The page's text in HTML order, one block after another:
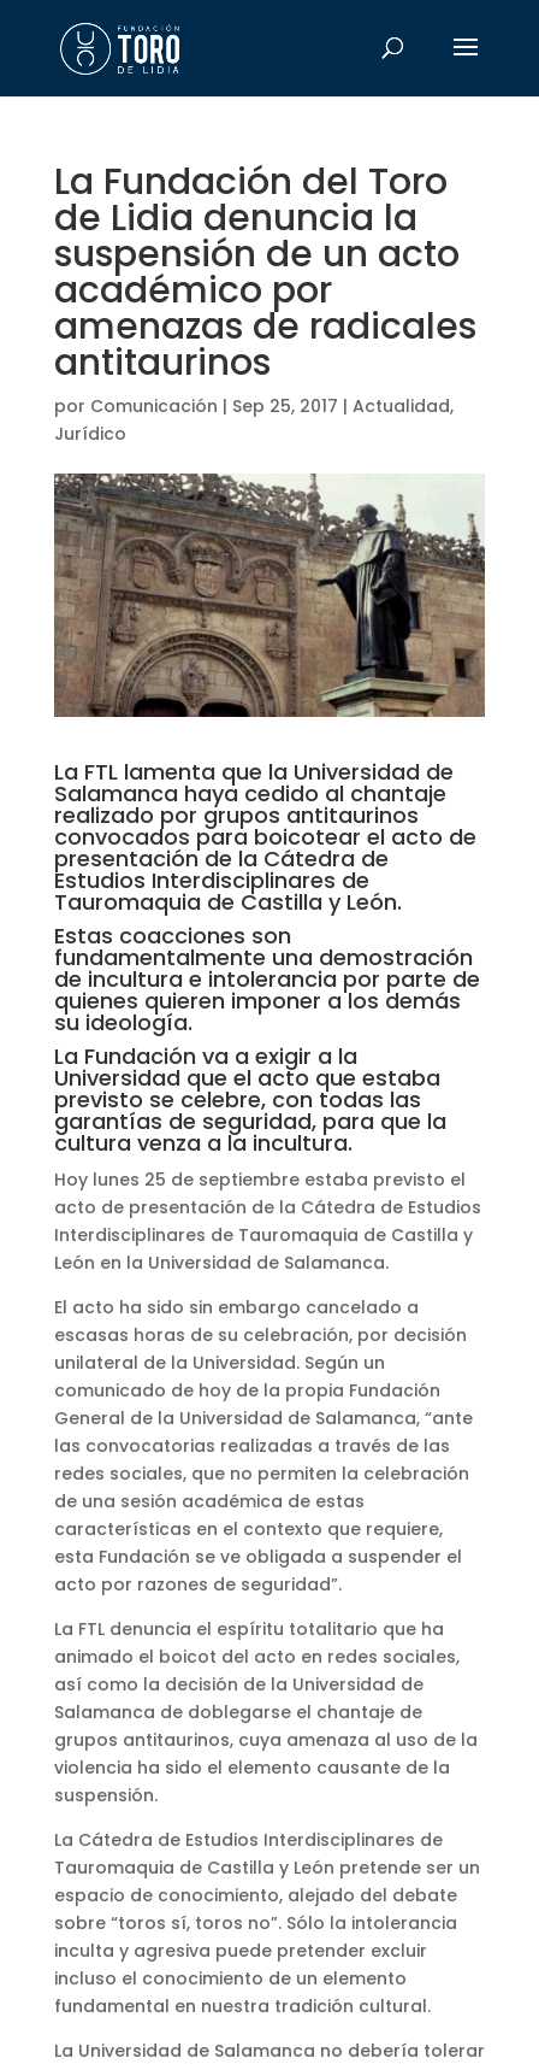
La Fundación del Toro
de Lidia denuncia la
suspensión de un acto
académico por
amenazas de radicales
antitaurinos
por Comunicación | Sep 25, 2017 | Actualidad,
Jurídico
La FTL lamenta que la Universidad de
Salamanca haya cedido al chantaje
realizado por grupos antitaurinos
convocados para boicotear el acto de
presentación de la Cátedra de
Estudios Interdisciplinares de
Tauromaquia de Castilla y León.
Estas coacciones son
fundamentalmente una demostración
de incultura e intolerancia por parte de
quienes quieren imponer a los demás
su ideología.
La Fundación va a exigir a la
Universidad que el acto que estaba
previsto se celebre, con todas las
garantías de seguridad, para que la
cultura venza a la incultura.
Hoy lunes 25 de septiembre estaba previsto el
acto de presentación de la Cátedra de Estudios
Interdisciplinares de Tauromaquia de Castilla y
León en la Universidad de Salamanca.
El acto ha sido sin embargo cancelado a
escasas horas de su celebración, por decisión
unilateral de la Universidad. Según un
comunicado de hoy de la propia Fundación
General de la Universidad de Salamanca, “ante
las convocatorias realizadas a través de las
redes sociales, que no permiten la celebración
de una sesión académica de estas
características en el contexto que requiere,
esta Fundación se ve obligada a suspender el
acto por razones de seguridad”.
La FTL denuncia el espíritu totalitario que ha
animado el boicot del acto en redes sociales,
así como la decisión de la Universidad de
Salamanca de doblegarse el chantaje de
grupos antitaurinos, cuya amenaza al uso de la
violencia ha sido el elemento causante de la
suspensión.
La Cátedra de Estudios Interdisciplinares de
Tauromaquia de Castilla y León pretende ser un
espacio de conocimiento, alejado del debate
sobre “toros sí, toros no”. Sólo la intolerancia
inculta y agresiva puede pretender excluir
incluso el conocimiento de un elemento
fundamental en nuestra tradición cultural.
La Universidad de Salamanca no debería tolerar